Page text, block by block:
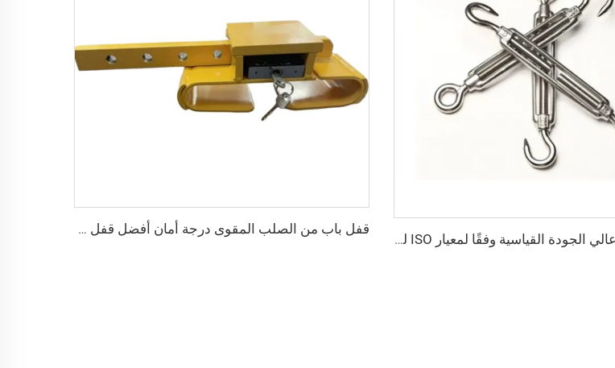
مركب التوتر عالي الجودة القياسية وفقًا لمعيار ISO للحاويات
قفل باب من الصلب المقوى درجة أمان أفضل قفل شحن حاوية مع 4 مفاتيح